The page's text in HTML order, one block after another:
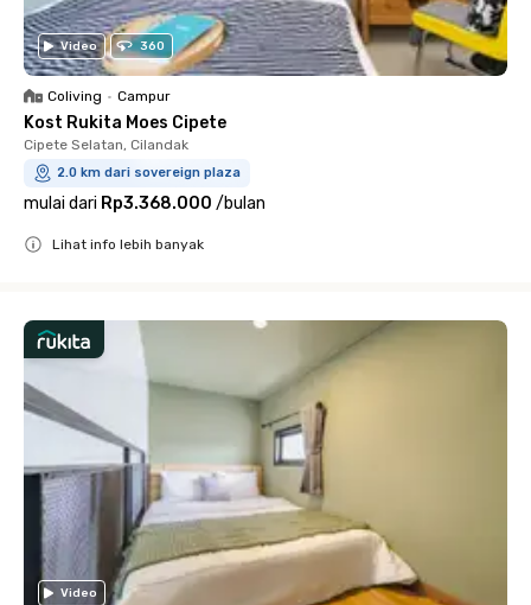
Video 360
Coliving • Campur
Kost Rukita Moes Cipete
Cipete Selatan, Cilandak
2.0 km dari sovereign plaza
mulai dari Rp3.368.000 /bulan
Lihat info lebih banyak
Video